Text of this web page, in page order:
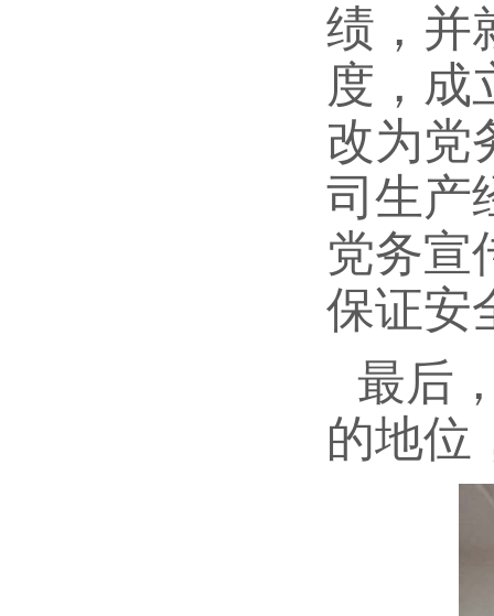
绩，并
度，成
改为党
司生产
党务宣
保证安
最后
的地位